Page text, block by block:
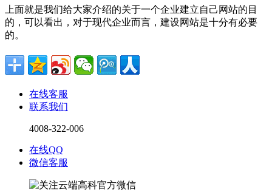
上面就是我们给大家介绍的关于一个企业建立自己网站的目
的，可以看出，对于现代企业而言，建设网站是十分有必要
的。
在线客服
联系我们
4008-322-006
在线QQ
微信客服